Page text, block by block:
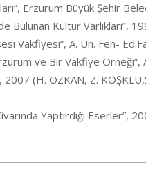
Erzurum Büyük Şehir
Bulunan Kültür Varlıkları”,
Vakfiyesi”, A. Ün. Fen-
ve Bir Vakfiye Örneği”,
2007 (H. ÖZKAN, Z.
Yaptırdığı Eserler”,